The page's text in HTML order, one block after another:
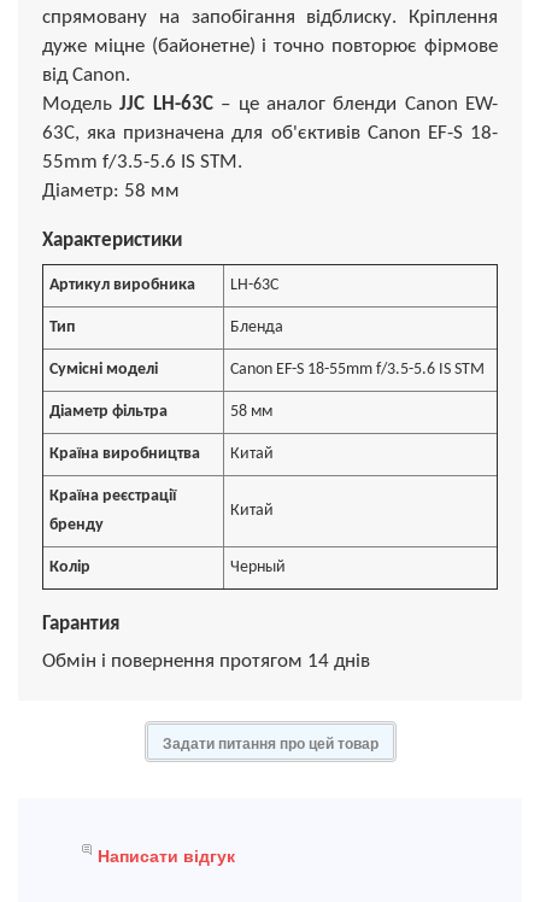
спрямовану на запобігання відблиску. Кріплення
дуже міцне (байонетне) і точно повторює фірмове
від Canon.
Модель JJC LH-63С– це аналог бленди Canon EW-
63C, яка призначена для об'єктивів Canon EF-S 18-
55mm f/3.5-5.6 IS STM.
Діаметр: 58 мм
Характеристики
Артикул виробника LH-63C
Тип Бленда
Сумісні моделі Canon EF-S 18-55mm f/3.5-5.6 IS STM
Діаметр фільтра 58 мм
Країна виробництва Китай
Країна реєстрації
бренду
Китай
Колір Черный
Гарантия
Обмін і повернення протягом 14 днів
Задати питання про цей товар
Написати відгук